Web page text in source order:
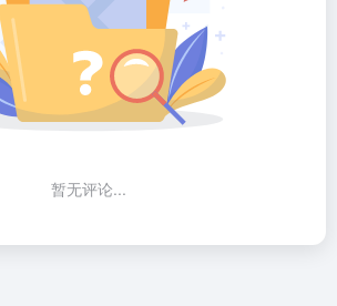
暂无评论...